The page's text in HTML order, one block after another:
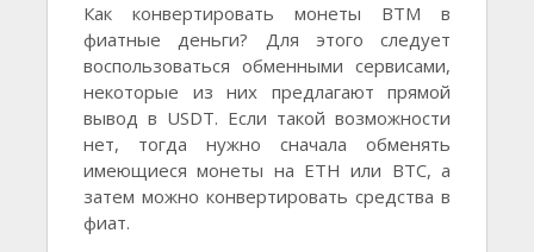
Как конвертировать монеты BTM в
фиатные деньги? Для этого следует
воспользоваться обменными сервисами,
некоторые из них предлагают прямой
вывод в USDT. Если такой возможности
нет, тогда нужно сначала обменять
имеющиеся монеты на ETH или BTC, а
затем можно конвертировать средства в
фиат.